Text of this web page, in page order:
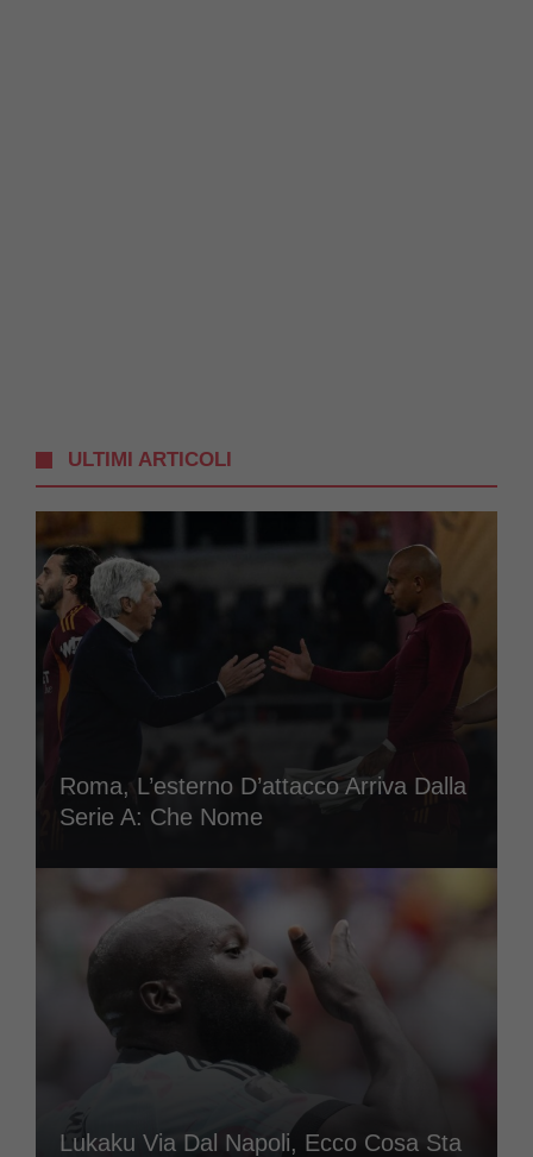
ULTIMI ARTICOLI
Roma, L’esterno D’attacco Arriva Dalla
Serie A: Che Nome
Lukaku Via Dal Napoli, Ecco Cosa Sta